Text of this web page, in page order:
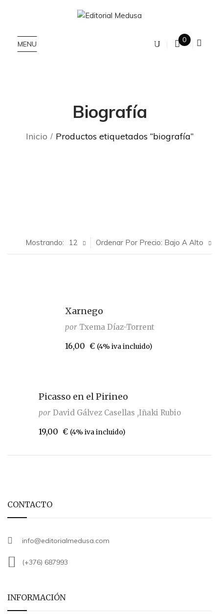
MENU 0
Biografía
Inicio Productos etiquetados “biografía”
Ordenar Por Precio: Bajo A Alto
Mostrando: 12
Xarnego
por Txema Díaz-Torrent
16,00 € (4% iva incluido)
Picasso en el Pirineo
por David Gálvez Casellas Iñaki Rubio
19,00 € (4% iva incluido)
CONTACTO
info@editorialmedusa.com
(+376) 687993
INFORMACIÓN